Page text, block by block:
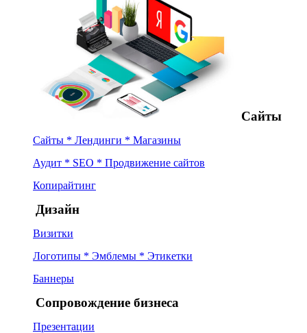
Сайты
Сайты * Лендинги * Магазины
Аудит * SEO * Продвижение сайтов
Копирайтинг
Дизайн
Визитки
Логотипы * Эмблемы * Этикетки
Баннеры
Сопровождение бизнеса
Презентации